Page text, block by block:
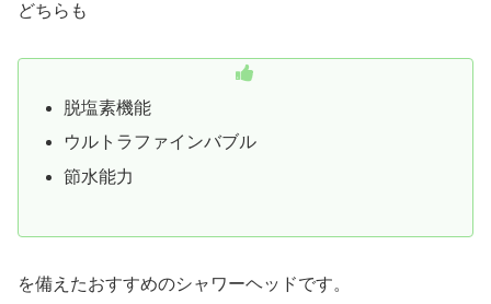
どちらも
脱塩素機能
ウルトラファインバブル
節水能力
を備えたおすすめのシャワーヘッドです。